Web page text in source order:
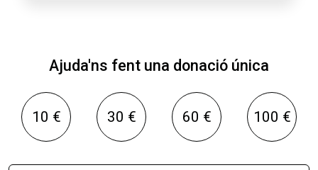
Ajuda'ns fent una donació única
10 € 30 € 60 € 100 €